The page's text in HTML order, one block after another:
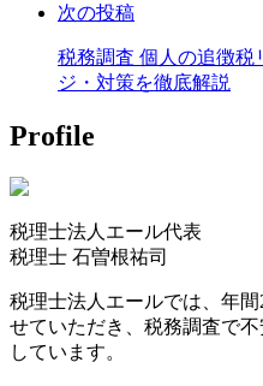
次の投稿
税務調査 個人の追徴税
ジ・対策を徹底解説
Profile
税理士法人エール代表
税理士 石曽根祐司
税理士法人エールでは、年
せていただき、税務調査で
しています。